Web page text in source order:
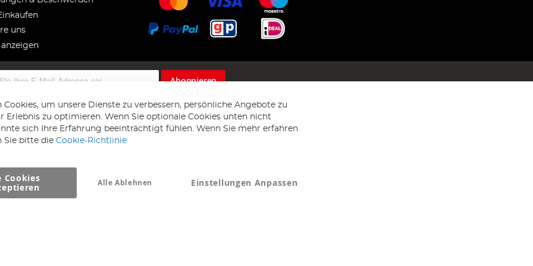
uns
Abonnieren
Copyright 1997 - 2026 AD NL B.V. Alle Rechte vorbehalten.
B.V Dirk Hartogweg 14 DC1 Unit 5 5928LV Venlo, Firmennummer: 863029607
Cookies, um unsere Dienste zu verbessern, persönliche Angebote zu
Erlebnis zu optimieren. Wenn Sie optionale Cookies unten nicht
sich Ihre Erfahrung beeinträchtigt fühlen. Wenn Sie mehr erfahren
Sie bitte die Cookie-Richtlinie
Cookies
Einstellungen Anpassen
Alle Ablehnen